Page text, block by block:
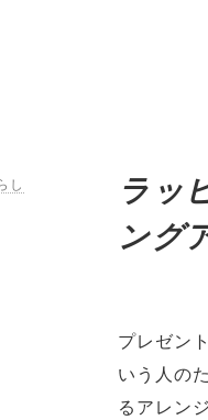
し
ラッ
ング
プレゼン
いう人の
るアレン